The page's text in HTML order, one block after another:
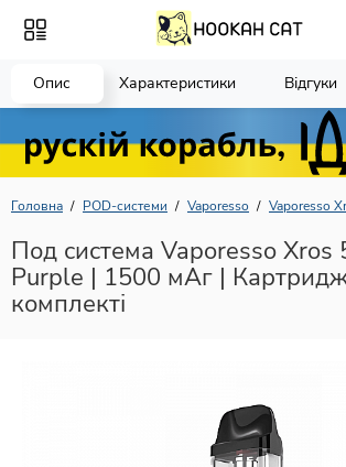
Головна POD-системи Vaporesso Vaporesso
Под система Vaporesso Xros
Purple | 1500 мАг |
комплекті
Опис Характеристики Відгуки